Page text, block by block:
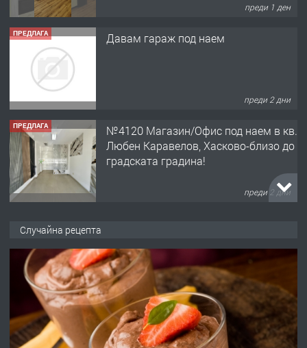
преди 1 ден
ПРЕДЛАГА Давам гараж под наем
преди 2 дни
ПРЕДЛАГА
№4120 Магазин/Офис под наем в кв.
Любен Каравелов, Хасково-близо до
градската градина!
преди 2 дни
КУБА
преди 2 дни
ПРЕДЛАГА
Продавам парцел в гр. Хасково кв.
Хисаря до ток, вода,канализация,
Случайна рецепта